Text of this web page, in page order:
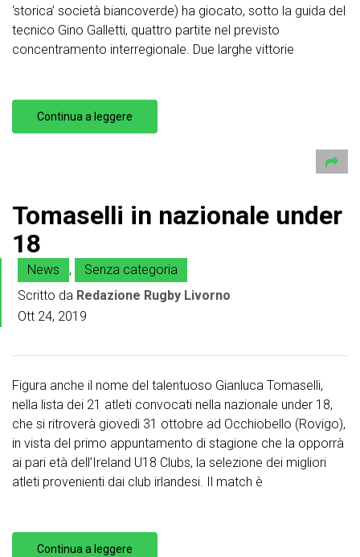
‘storica’ società biancoverde) ha giocato, sotto la guida del
tecnico Gino Galletti, quattro partite nel previsto
concentramento interregionale. Due larghe vittorie
Continua a leggere
Tomaselli in nazionale under
18
News ,
Senza categoria
Scritto da Redazione Rugby Livorno
Ott 24, 2019
Figura anche il nome del talentuoso Gianluca Tomaselli,
nella lista dei 21 atleti convocati nella nazionale under 18,
che si ritroverà giovedì 31 ottobre ad Occhiobello (Rovigo),
in vista del primo appuntamento di stagione che la opporrà
ai pari età dell’Ireland U18 Clubs, la selezione dei migliori
atleti provenienti dai club irlandesi. Il match è
Continua a leggere